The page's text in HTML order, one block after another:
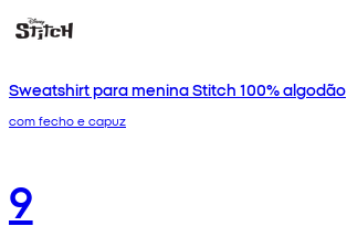
Sweatshirt para menina Stitch 100% algodão
com fecho e capuz
9